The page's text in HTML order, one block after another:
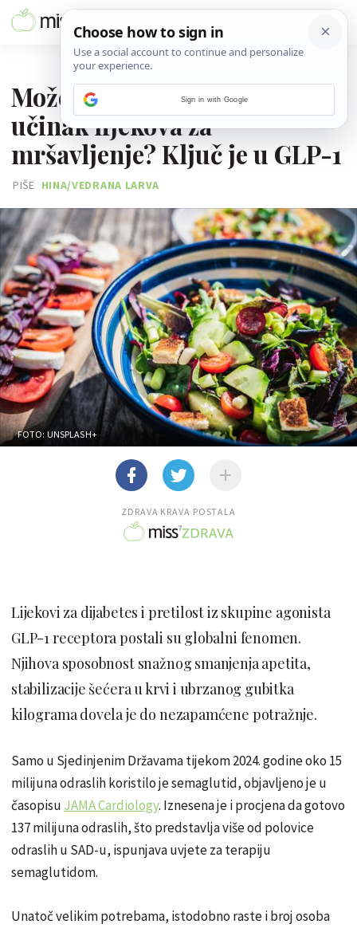
Može li prehrana oponašati
učinak lijekova za
mršavljenje? Ključ je u GLP-1
PIŠE HINA/VEDRANA LARVA
FOTO: UNSPLASH+
ZDRAVA KRAVA POSTALA
Lijekovi za dijabetes i pretilost iz skupine agonista
GLP-1 receptora postali su globalni fenomen.
Njihova sposobnost snažnog smanjenja apetita,
stabilizacije šećera u krvi i ubrzanog gubitka
kilograma dovela je do nezapamćene potražnje.
Samo u Sjedinjenim Državama tijekom 2024. godine oko 15
milijuna odraslih koristilo je semaglutid, objavljeno je u
časopisu JAMA Cardiology. Iznesena je i procjena da gotovo
137 milijuna odraslih, što predstavlja više od polovice
odraslih u SAD-u, ispunjava uvjete za terapiju
semaglutidom.
Unatoč velikim potrebama, istodobno raste i broj osoba
Sign in with Google